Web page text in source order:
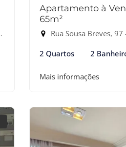
Apartamento à
65m²
Rua Sousa Breves, 97 -
2 Quartos 2
Mais informações